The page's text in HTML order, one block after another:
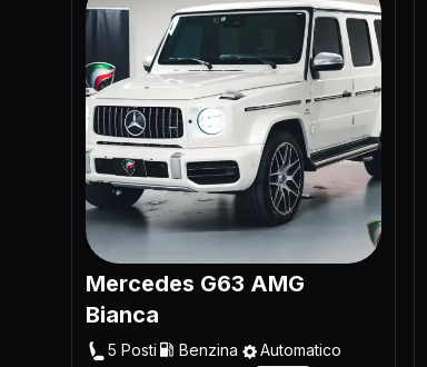
Mercedes G63 AMG
Bianca
5 Posti Benzina Automatico